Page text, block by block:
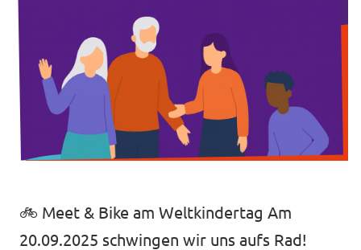
Mache bei uns mit!
Deine Spende für Volt!
Jobs bei Volt
🚲 Meet & Bike am Weltkindertag Am
20.09.2025 schwingen wir uns aufs Rad!